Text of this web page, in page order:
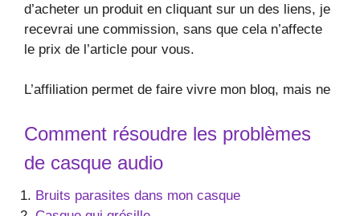
d’acheter un produit en cliquant sur un des liens, je
recevrai une commission, sans que cela n’affecte
le prix de l’article pour vous.
L’affiliation permet de faire vivre mon blog, mais ne
Comment résoudre les problèmes
de casque audio
Bruits parasites dans mon casque